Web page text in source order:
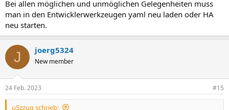
Bei allen möglichen und unmöglichen Gelegenheiten muss
man in den Entwicklerwerkzeugen yaml neu laden oder HA
neu starten.
J joerg5324
New member
24 Feb. 2023 #15
u5zzug schrieb: